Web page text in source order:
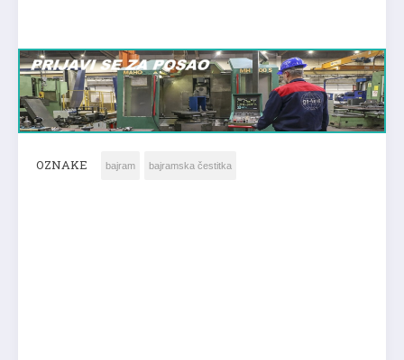
OZNAKE bajram bajramska čestitka